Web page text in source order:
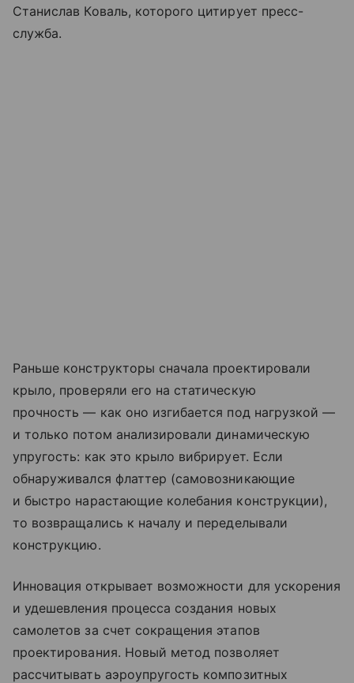
Станислав Коваль, которого цитирует пресс-
служба.
Раньше конструкторы сначала проектировали
крыло, проверяли его на статическую
прочность — как оно изгибается под нагрузкой —
и только потом анализировали динамическую
упругость: как это крыло вибрирует. Если
обнаруживался флаттер (самовозникающие
и быстро нарастающие колебания конструкции),
то возвращались к началу и переделывали
конструкцию.
Инновация открывает возможности для ускорения
и удешевления процесса создания новых
самолетов за счет сокращения этапов
проектирования. Новый метод позволяет
рассчитывать аэроупругость композитных